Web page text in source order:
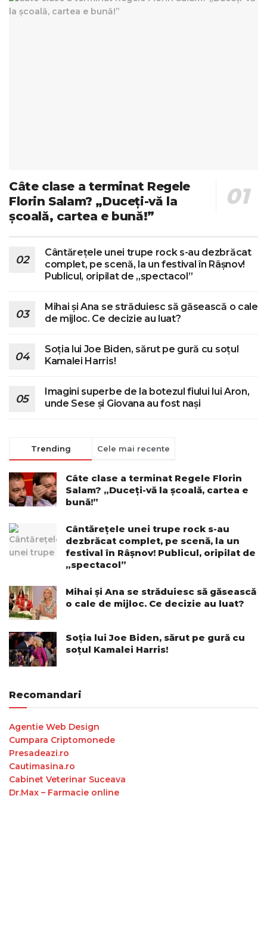
Câte clase a terminat Regele
Florin Salam? „Duceți-vă la
școală, cartea e bună!”
Cântărețele unei trupe rock s-au dezbrăcat
complet, pe scenă, la un festival în Râșnov!
Publicul, oripilat de „spectacol”
Mihai și Ana se străduiesc să găsească o cale
de mijloc. Ce decizie au luat?
Soția lui Joe Biden, sărut pe gură cu soțul
Kamalei Harris!
Imagini superbe de la botezul fiului lui Aron,
unde Sese și Giovana au fost nași
Trending Cele mai recente
Câte clase a terminat Regele Florin
Salam? „Duceți-vă la școală, cartea e
bună!”
Cântărețele unei trupe rock s-au
dezbrăcat complet, pe scenă, la un
festival în Râșnov! Publicul, oripilat de
„spectacol”
Mihai și Ana se străduiesc să găsească
o cale de mijloc. Ce decizie au luat?
Soția lui Joe Biden, sărut pe gură cu
soțul Kamalei Harris!
Recomandari
Agentie Web Design
Cumpara Criptomonede
Presadeazi.ro
Cautimasina.ro
Cabinet Veterinar Suceava
Dr.Max – Farmacie online